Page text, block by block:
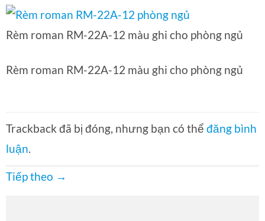
Rèm roman RM-22A-12 màu ghi cho phòng ngủ
Rèm roman RM-22A-12 màu ghi cho phòng ngủ
Trackback đã bị đóng, nhưng bạn có thể đăng bình
luận
Tiếp theo →